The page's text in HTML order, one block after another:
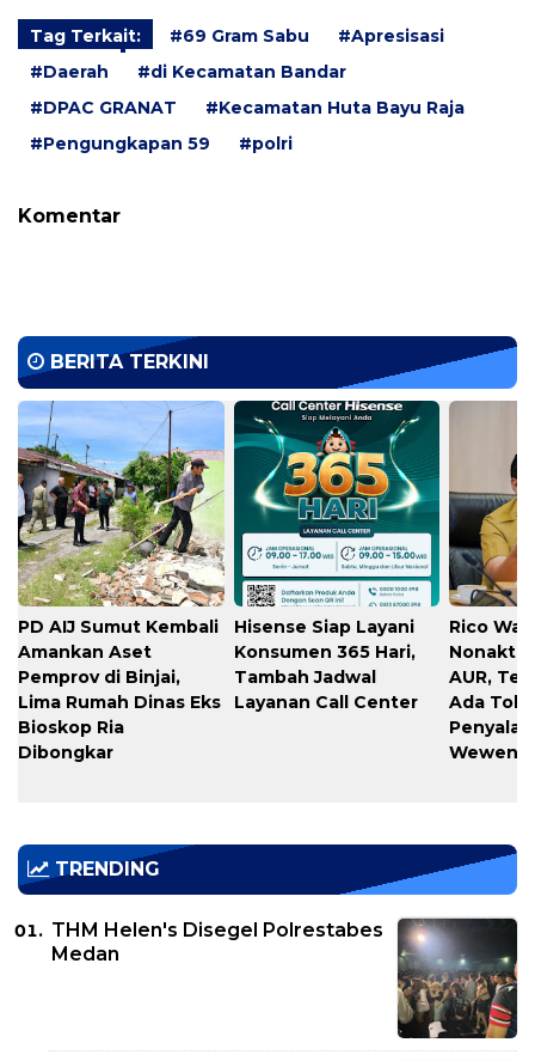
Tag Terkait: #69 Gram Sabu
#Apresisasi
#Daerah
#di Kecamatan Bandar
#DPAC GRANAT
#Kecamatan Huta Bayu Raja
#Pengungkapan 59
#polri
Komentar
BERITA TERKINI
PD AIJ Sumut Kembali
Amankan Aset
Pemprov di Binjai,
Lima Rumah Dinas Eks
Bioskop Ria
Dibongkar
Hisense Siap Layani
Konsumen 365 Hari,
Tambah Jadwal
Layanan Call Center
Rico
AUR,
Ada
TRENDING
THM Helen's Disegel Polrestabes
Medan